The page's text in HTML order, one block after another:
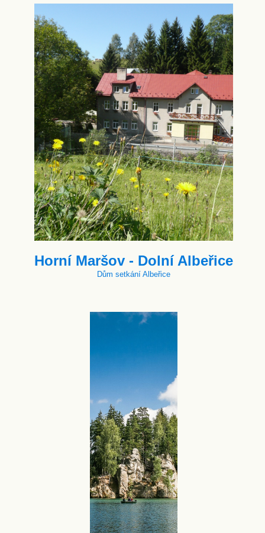
Horní Maršov - Dolní Albeřice
Dům setkání Albeřice